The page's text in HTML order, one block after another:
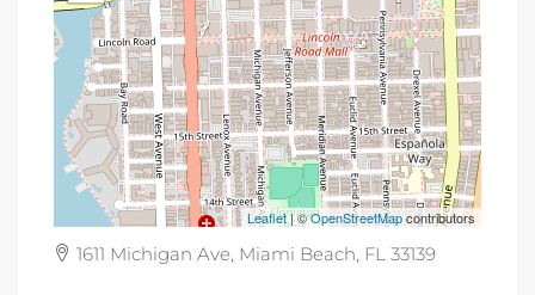
Leaflet| ©OpenStreetMapcontributors
1611 Michigan Ave, Miami Beach, FL 33139